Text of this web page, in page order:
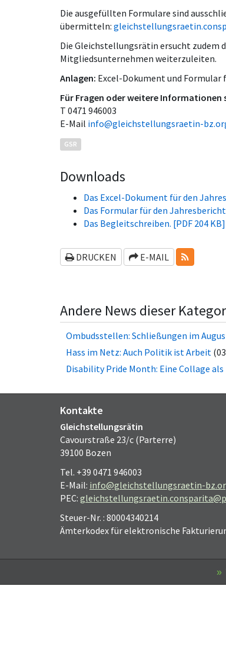
Die ausgefüllten Formulare sind
übermitteln:
Die Gleichstellungsrätin ersucht zudem
Mitgliedsunternehmen weiterzuleiten.
Anlagen: Excel-Dokument und
Für Fragen oder weitere Informationen
T 0471 946003
E-Mail info@gleichstellungsraetin-
GSR
Downloads
Das Excel-Dokument für den
Das Formular für den
Das Begleitschreiben. [PDF 204 KB]
DRUCKEN E-MAIL RSS-
Andere News dieser
Ombudsstellen: Schließungen im
Hass im Netz: Auch Politik ist Arbeit
Disability Pride Month: Eine Collage
Kontakte
Gleichstellungsrätin
Cavourstraße 23/c (Parterre)
39100 Bozen
Tel. +39 0471 946003
E-Mail: info@gleichstellungsraetin-
PEC:
Steuer-Nr. : 80004340214
Ämterkodex für elektronische